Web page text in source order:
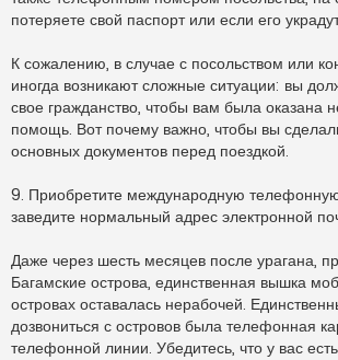
потеряете свой паспорт или если его
К сожалению, в случае с посольством или
иногда возникают сложные ситуации: вы
свое гражданство, чтобы вам была оказана
помощь. Вот почему важно, чтобы вы
основных документов перед поездкой.
9. Приобретите международную телефонную
заведите нормальный адрес электронной
Даже через шесть месяцев после урагана,
Багамские острова, единственная вышка
островах оставалась нерабочей.
дозвониться с островов была телефонная
телефонной линии. Убедитесь, что у вас